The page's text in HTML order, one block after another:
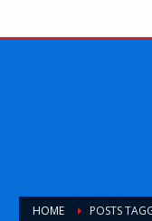
HOME POSTS